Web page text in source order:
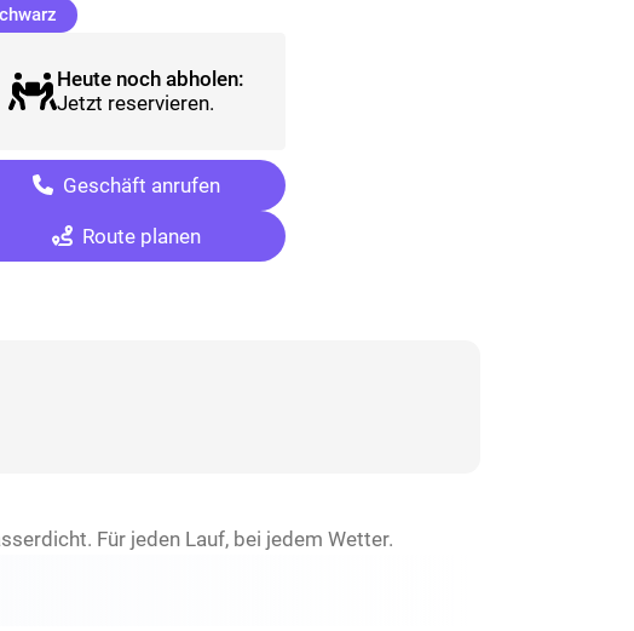
(ausgewählt)
Heute noch abholen:
Jetzt reservieren.
Geschäft anrufen
Route planen
Für jeden Lauf, bei jedem Wetter.